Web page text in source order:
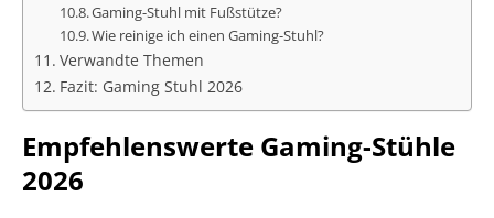
Gaming-Stuhl mit Fußstütze?
Wie reinige ich einen Gaming-Stuhl?
Verwandte Themen
Fazit: Gaming Stuhl 2026
Empfehlenswerte Gaming-Stühle
2026